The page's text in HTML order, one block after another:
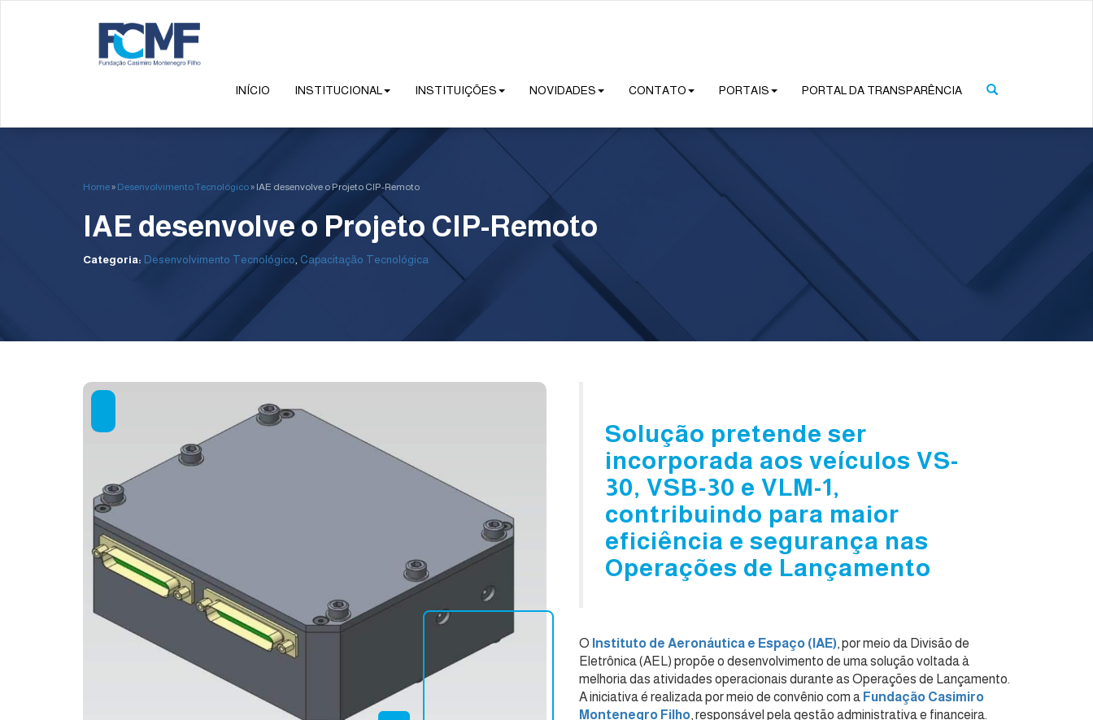
INÍCIO INSTITUCIONAL INSTITUIÇÕES NOVIDADES CONTATO PORTAIS PORTAL DA TRANSPARÊNCIA
Home» Desenvolvimento Tecnológico» IAE desenvolve o Projeto CIP-Remoto
IAE desenvolve o Projeto CIP-Remoto
Categoria: Desenvolvimento Tecnológico, Capacitação Tecnológica
Solução pretende ser
incorporada aos veículos VS-
30, VSB-30 e VLM-1,
contribuindo para maior
eficiência e segurança nas
Operações de Lançamento
O Instituto de Aeronáutica e Espaço (IAE), por meio da Divisão de
Eletrônica (AEL) propõe o desenvolvimento de uma solução voltada à
melhoria das atividades operacionais durante as Operações de Lançamento.
A iniciativa é realizada por meio de convênio com a Fundação Casimiro
Montenegro Filho, responsável pela gestão administrativa e financeira.